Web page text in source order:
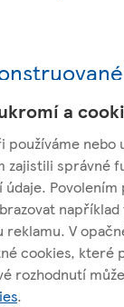
% slevou
a. s.
100 00 Praha 10
a
používáme nebo
zajistili správné
například
reklamu. V
cookies, které
rozhodnutí
.